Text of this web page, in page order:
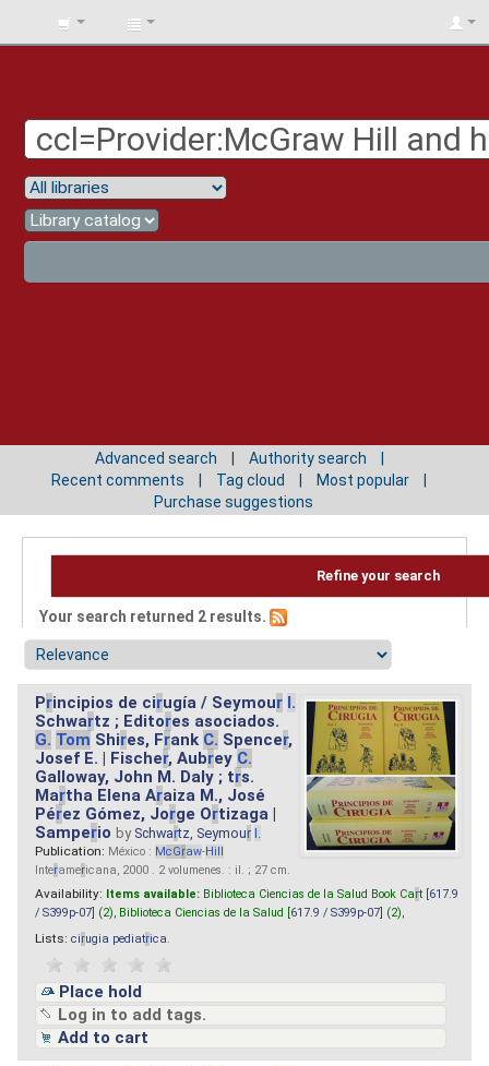
BIBLIOTECA
Advanced search
Authority search
Recent comments
Tag cloud
Most popular
Purchase suggestions
Refine your search
Your search returned 2 results.
Principios de cirugía / Seymour I.
Schwartz ; Editores asociados.
G. Tom Shires, Frank C. Spencer,
Josef E. | Fischer, Aubrey C.
Galloway, John M. Daly ; trs.
Martha Elena Araiza M., José
Pérez Gómez, Jorge Ortizaga |
Samperio by Schwartz, Seymour I.
Publication: México : McGraw-Hill
Interamericana, 2000 . 2 volumenes. : il. ; 27 cm.
Availability: Items available: Biblioteca Ciencias de la Salud Book Cart [ 617.9
/ S399p-07 ] (2), Biblioteca Ciencias de la Salud [ 617.9 / S399p-07 ] (2),
Lists: cirugia pediatrica
Place hold
Log in to add tags.
Add to cart